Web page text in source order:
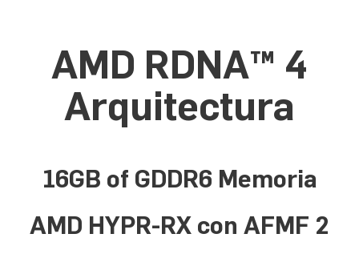
AMD RDNA™ 4
Arquitectura
16GB of GDDR6 Memoria
AMD HYPR-RX con AFMF 2